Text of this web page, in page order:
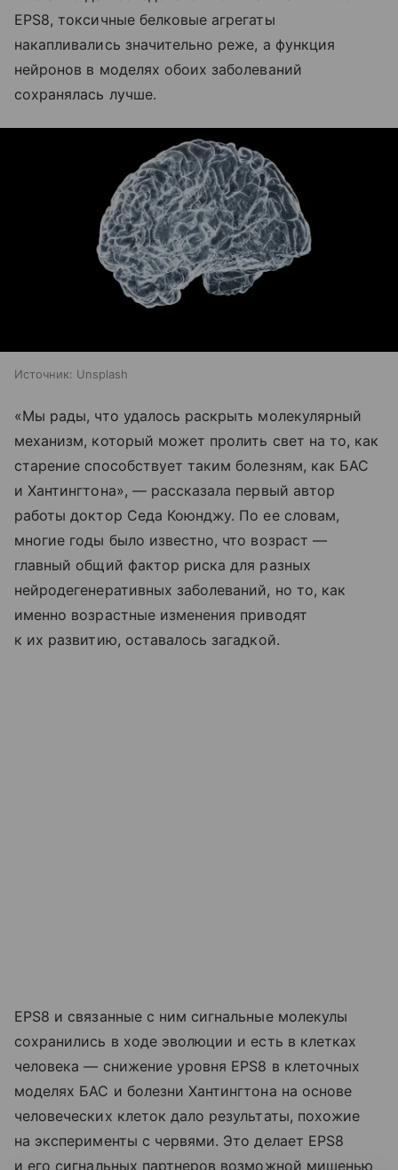
EPS8, токсичные белковые агрегаты
накапливались значительно реже, а функция
нейронов в моделях обоих заболеваний
сохранялась лучше.
Источник: Unsplash
«Мы рады, что удалось раскрыть молекулярный
механизм, который может пролить свет на то, как
старение способствует таким болезням, как БАС
и Хантингтона», — рассказала первый автор
работы доктор Седа Коюнджу. По ее словам,
многие годы было известно, что возраст —
главный общий фактор риска для разных
нейродегенеративных заболеваний, но то, как
именно возрастные изменения приводят
к их развитию, оставалось загадкой.
EPS8 и связанные с ним сигнальные молекулы
сохранились в ходе эволюции и есть в клетках
человека — снижение уровня EPS8 в клеточных
моделях БАС и болезни Хантингтона на основе
человеческих клеток дало результаты, похожие
на эксперименты с червями. Это делает EPS8
и его сигнальных партнеров возможной мишенью